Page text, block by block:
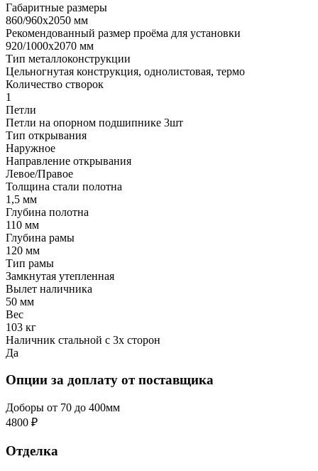
Габаритные размеры
860/960х2050 мм
Рекомендованный размер проёма для установки
920/1000х2070 мм
Тип металлоконструкции
Цельногнутая конструкция, однолистовая, термо
Количество створок
1
Петли
Петли на опорном подшипнике 3шт
Тип открывания
Наружное
Направление открывания
Левое/Правое
Толщина стали полотна
1,5 мм
Глубина полотна
110 мм
Глубина рамы
120 мм
Тип рамы
Замкнутая утепленная
Вылет наличника
50 мм
Вес
103 кг
Наличник стальной с 3х сторон
Да
Опции за доплату от поставщика
Доборы от 70 до 400мм
4800 ₽
Отделка